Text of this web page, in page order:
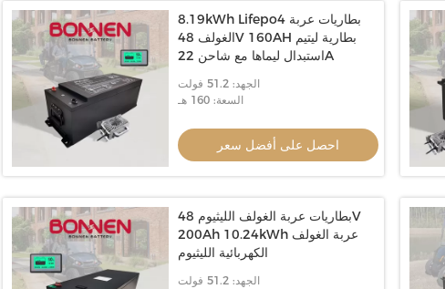
8.19kWh Lifepo4 بطاريات عربة
الغولف 48V 160AH بطارية ليتيم
استبدال ليماها مع شاحن 22A
الجهد: 51.2 فولت
السعة: 160 هـ
احصل على أفضل سعر
بطاريات عربة الغولف الليثيوم 48V
200Ah 10.24kWh عربة الغولف
الكهربائية الليثيوم
الجهد: 51.2 فولت